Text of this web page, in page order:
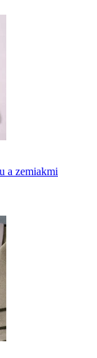
a zemiakmi